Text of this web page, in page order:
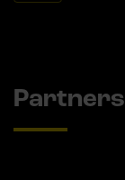
Partners